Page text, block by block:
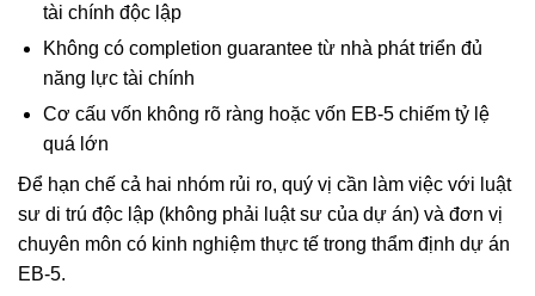
tài chính độc lập
Không có completion guarantee từ nhà phát triển đủ
năng lực tài chính
Cơ cấu vốn không rõ ràng hoặc vốn EB-5 chiếm tỷ lệ
quá lớn
Để hạn chế cả hai nhóm rủi ro, quý vị cần làm việc với luật
sư di trú độc lập (không phải luật sư của dự án) và đơn vị
chuyên môn có kinh nghiệm thực tế trong thẩm định dự án
EB-5.